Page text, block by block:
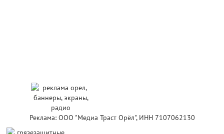
Реклама: ООО "Медиа Траст Орёл", ИНН 7107062130